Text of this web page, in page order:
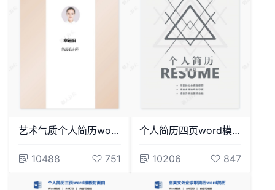
艺术气质个人简历word模板共四页(1)
10488 751
个人简历四页word模板(6)
10206 847